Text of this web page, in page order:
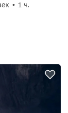
капризы
1 ч.